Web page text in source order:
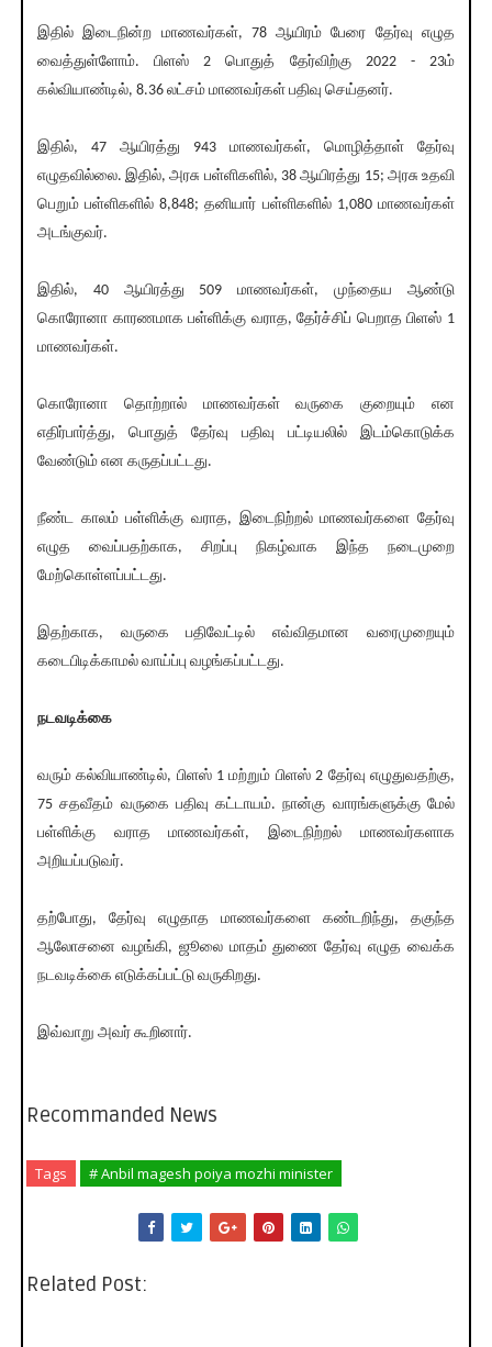
இதில் இடைநின்ற மாணவர்கள், 78 ஆயிரம் பேரை தேர்வு எழுத
வைத்துள்ளோம். பிளஸ் 2 பொதுத் தேர்விற்கு 2022 - 23ம்
கல்வியாண்டில், 8.36 லட்சம் மாணவர்கள் பதிவு செய்தனர்.
இதில், 47 ஆயிரத்து 943 மாணவர்கள், மொழித்தாள் தேர்வு
எழுதவில்லை. இதில், அரசு பள்ளிகளில், 38 ஆயிரத்து 15; அரசு உதவி
பெறும் பள்ளிகளில் 8,848; தனியார் பள்ளிகளில் 1,080 மாணவர்கள்
அடங்குவர்.
இதில், 40 ஆயிரத்து 509 மாணவர்கள், முந்தைய ஆண்டு
கொரோனா காரணமாக பள்ளிக்கு வராத, தேர்ச்சிப் பெறாத பிளஸ் 1
மாணவர்கள்.
கொரோனா தொற்றால் மாணவர்கள் வருகை குறையும் என
எதிர்பார்த்து, பொதுத் தேர்வு பதிவு பட்டியலில் இடம்கொடுக்க
வேண்டும் என கருதப்பட்டது.
நீண்ட காலம் பள்ளிக்கு வராத, இடைநிற்றல் மாணவர்களை தேர்வு
எழுத வைப்பதற்காக, சிறப்பு நிகழ்வாக இந்த நடைமுறை
மேற்கொள்ளப்பட்டது.
இதற்காக, வருகை பதிவேட்டில் எவ்விதமான வரைமுறையும்
கடைபிடிக்காமல் வாய்ப்பு வழங்கப்பட்டது.
நடவடிக்கை
வரும் கல்வியாண்டில், பிளஸ் 1 மற்றும் பிளஸ் 2 தேர்வு எழுதுவதற்கு,
75 சதவீதம் வருகை பதிவு கட்டாயம். நான்கு வாரங்களுக்கு மேல்
பள்ளிக்கு வராத மாணவர்கள், இடைநிற்றல் மாணவர்களாக
அறியப்படுவர்.
தற்போது, தேர்வு எழுதாத மாணவர்களை கண்டறிந்து, தகுந்த
ஆலோசனை வழங்கி, ஜூலை மாதம் துணை தேர்வு எழுத வைக்க
நடவடிக்கை எடுக்கப்பட்டு வருகிறது.
இவ்வாறு அவர் கூறினார்.
Recommanded News
Tags # Anbil magesh poiya mozhi minister
Related Post: